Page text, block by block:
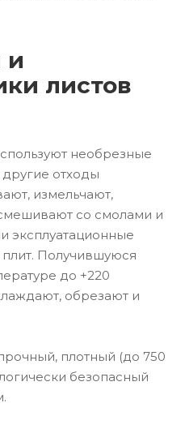
и
листов
необрезные
отходы
измельчают,
со смолами и
эксплуатационные
Получившуюся
до +220
обрезают и
плотный (до 750
безопасный